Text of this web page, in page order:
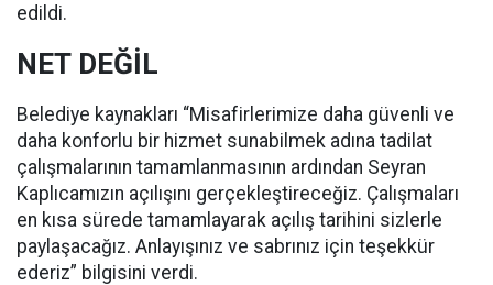
edildi.
NET DEĞİL
Belediye kaynakları “Misafirlerimize daha güvenli ve
daha konforlu bir hizmet sunabilmek adına tadilat
çalışmalarının tamamlanmasının ardından Seyran
Kaplıcamızın açılışını gerçekleştireceğiz. Çalışmaları
en kısa sürede tamamlayarak açılış tarihini sizlerle
paylaşacağız. Anlayışınız ve sabrınız için teşekkür
ederiz” bilgisini verdi.